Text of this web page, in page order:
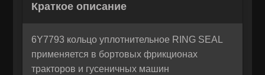
нам!
Мы понимаем, как важно принять правильное решение. Если
напишите нам, и мы с радостью поможем разобраться и
предложим лучшее решение для вас!
Корзина
Рассчитать лизинг:
Краткое описание
6Y7793 кольцо уплотнительное RING SEAL
применяется в бортовых фрикционах
тракторов и гусеничных машин